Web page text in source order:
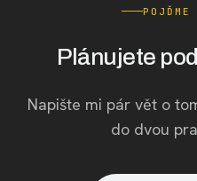
POJĎME
Plánujete
Napište mi pár vět o
do dvou